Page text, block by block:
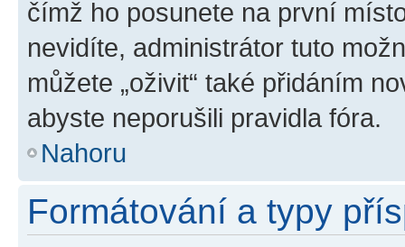
čímž ho posunete na první
nevidíte, administrátor tuto
můžete „oživit“ také přidáním
abyste neporušili pravidla fóra.
Nahoru
Formátování a typy